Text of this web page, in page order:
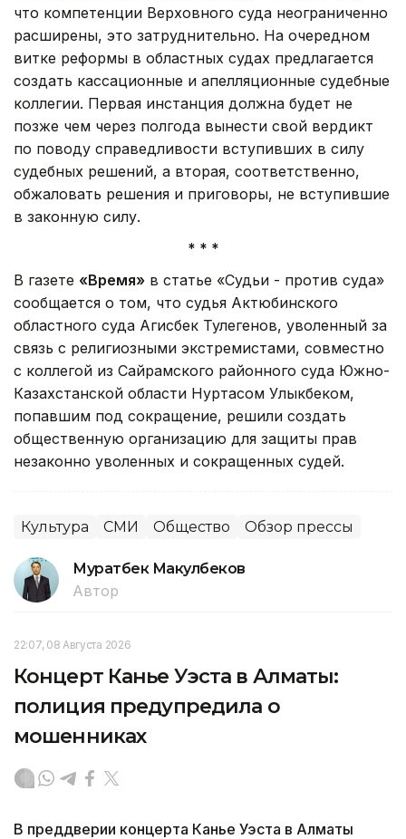
что компетенции Верховного суда неограниченно
расширены, это затруднительно. На очередном
витке реформы в областных судах предлагается
создать кассационные и апелляционные судебные
коллегии. Первая инстанция должна будет не
позже чем через полгода вынести свой вердикт
по поводу справедливости вступивших в силу
судебных решений, а вторая, соответственно,
обжаловать решения и приговоры, не вступившие
в законную силу.
* * *
В газете «Время» в статье «Судьи - против суда»
сообщается о том, что судья Актюбинского
областного суда Агисбек Тулегенов, уволенный за
связь с религиозными экстремистами, совместно
с коллегой из Сайрамского районного суда Южно-
Казахстанской области Нуртасом Улыкбеком,
попавшим под сокращение, решили создать
общественную организацию для защиты прав
незаконно уволенных и сокращенных судей.
Культура СМИ Общество Обзор прессы
Муратбек Макулбеков
Автор
22:07, 08 Августа 2026
Концерт Канье Уэста в Алматы:
полиция предупредила о
мошенниках
В преддверии концерта Канье Уэста в Алматы